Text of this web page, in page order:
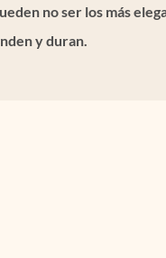
no ser los más
y duran.